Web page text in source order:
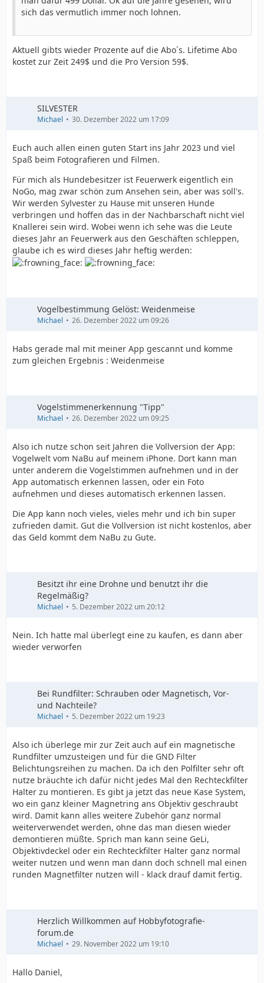
sich das vermutlich immer noch lohnen.
Aktuell gibts wieder Prozente auf die Abo´s. Lifetime Abo
kostet zur Zeit 249$ und die Pro Version 59$.
SILVESTER
Michael 30. Dezember 2022 um 17:09
Euch auch allen einen guten Start ins Jahr 2023 und viel
Spaß beim Fotografieren und Filmen.
Für mich als Hundebesitzer ist Feuerwerk eigentlich ein
NoGo, mag zwar schön zum Ansehen sein, aber was soll's.
Wir werden Sylvester zu Hause mit unseren Hunde
verbringen und hoffen das in der Nachbarschaft nicht viel
Knallerei sein wird. Wobei wenn ich sehe was die Leute
dieses Jahr an Feuerwerk aus den Geschäften schleppen,
glaube ich es wird dieses Jahr heftig werden:
Vogelbestimmung Gelöst: Weidenmeise
Michael 26. Dezember 2022 um 09:26
Habs gerade mal mit meiner App gescannt und komme
zum gleichen Ergebnis : Weidenmeise
Vogelstimmenerkennung "Tipp"
Michael 26. Dezember 2022 um 09:25
Also ich nutze schon seit Jahren die Vollversion der App:
Vogelwelt vom NaBu auf meinem iPhone. Dort kann man
unter anderem die Vogelstimmen aufnehmen und in der
App automatisch erkennen lassen, oder ein Foto
aufnehmen und dieses automatisch erkennen lassen.
Die App kann noch vieles, vieles mehr und ich bin super
zufrieden damit. Gut die Vollversion ist nicht kostenlos, aber
das Geld kommt dem NaBu zu Gute.
Besitzt ihr eine Drohne und benutzt ihr die
Regelmäßig?
Michael 5. Dezember 2022 um 20:12
Nein. Ich hatte mal überlegt eine zu kaufen, es dann aber
wieder verworfen
Bei Rundfilter: Schrauben oder Magnetisch, Vor-
und Nachteile?
Michael 5. Dezember 2022 um 19:23
Also ich überlege mir zur Zeit auch auf ein magnetische
Rundfilter umzusteigen und für die GND Filter
Belichtungsreihen zu machen. Da ich den Polfilter sehr oft
nutze bräuchte ich dafür nicht jedes Mal den Rechteckfilter
Halter zu montieren. Es gibt ja jetzt das neue Kase System,
wo ein ganz kleiner Magnetring ans Objektiv geschraubt
wird. Damit kann alles weitere Zubehör ganz normal
weiterverwendet werden, ohne das man diesen wieder
demontieren müßte. Sprich man kann seine GeLi,
Objektivdeckel oder ein Rechteckfilter Halter ganz normal
weiter nutzen und wenn man dann doch schnell mal einen
runden Magnetfilter nutzen will - klack drauf damit fertig.
Herzlich Willkommen auf Hobbyfotografie-
forum.de
Michael 29. November 2022 um 19:10
Hallo Daniel,